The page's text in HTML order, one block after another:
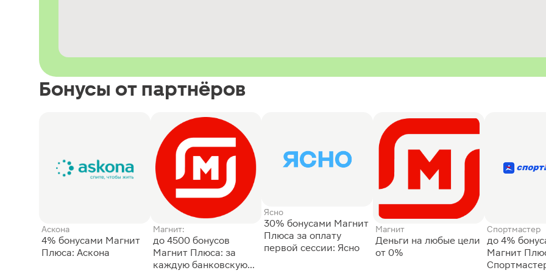
Бонусы от партнёров
Аскона
4% бонусами Магнит
Плюса: Аскона
Магнит:
до 4500 бонусов
Магнит Плюса: за
каждую банковскую
Ясно
30% бонусами Магнит
Плюса за оплату
первой сессии: Ясно
Магнит
Деньги на любые цели
от 0%
Спортмастер
до 4%
Магнит